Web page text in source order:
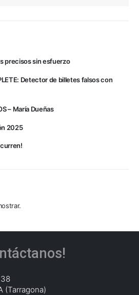
precisos sin esfuerzo
Detector de billetes falsos con
– María Dueñas
2025
(Tarragona)